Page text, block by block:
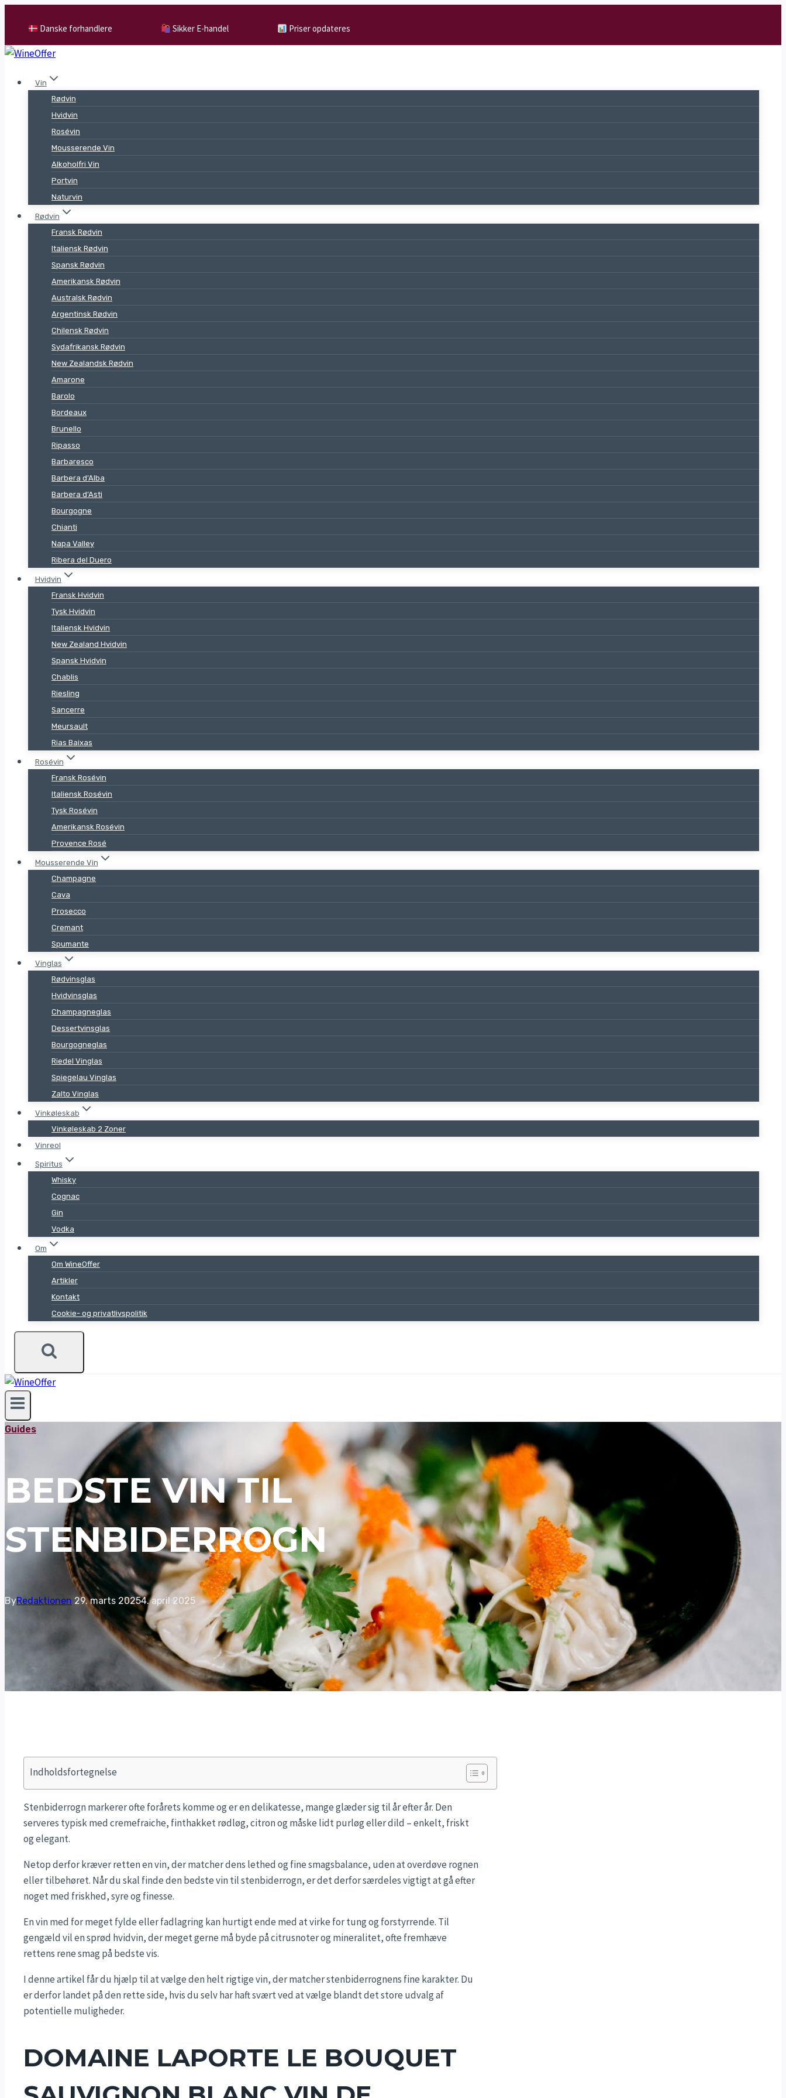
content
Danske forhandlere Sikker E-handel Priser opdateres
Vin
Rødvin
Hvidvin
Rosévin
Mousserende Vin
Alkoholfri Vin
Portvin
Naturvin
Rødvin
Fransk Rødvin
Italiensk Rødvin
Spansk Rødvin
Amerikansk Rødvin
Australsk Rødvin
Argentinsk Rødvin
Chilensk Rødvin
Sydafrikansk Rødvin
New Zealandsk Rødvin
Amarone
Barolo
Bordeaux
Brunello
Ripasso
Barbaresco
Barbera d’Alba
Barbera d’Asti
Bourgogne
Chianti
Napa Valley
Ribera del Duero
Hvidvin
Fransk Hvidvin
Tysk Hvidvin
Italiensk Hvidvin
New Zealand Hvidvin
Spansk Hvidvin
Chablis
Riesling
Sancerre
Meursault
Rias Baixas
Rosévin
Fransk Rosévin
Italiensk Rosévin
Tysk Rosévin
Amerikansk Rosévin
Provence Rosé
Mousserende Vin
Champagne
Cava
Prosecco
Cremant
Spumante
Vinglas
Rødvinsglas
Hvidvinsglas
Champagneglas
Dessertvinsglas
Bourgogneglas
Riedel Vinglas
Spiegelau Vinglas
Zalto Vinglas
Vinkøleskab
Vinkøleskab 2 Zoner
Vinreol
Spiritus
Whisky
Cognac
Gin
Vodka
Om
Om WineOffer
Artikler
Kontakt
Cookie- og privatlivspolitik
Guides
BEDSTE VIN TIL
STENBIDERROGN
ByRedaktionen 29. marts 20254. april 2025
Indholdsfortegnelse
Stenbiderrogn markerer ofte forårets komme og er en delikatesse, mange glæder sig til år efter år. Den
serveres typisk med cremefraiche, finthakket rødløg, citron og måske lidt purløg eller dild – enkelt, friskt
og elegant.
Netop derfor kræver retten en vin, der matcher dens lethed og fine smagsbalance, uden at overdøve rognen
eller tilbehøret. Når du skal finde den bedste vin til stenbiderrogn, er det derfor særdeles vigtigt at gå efter
noget med friskhed, syre og finesse.
En vin med for meget fylde eller fadlagring kan hurtigt ende med at virke for tung og forstyrrende. Til
gengæld vil en sprød hvidvin, der meget gerne må byde på citrusnoter og mineralitet, ofte fremhæve
rettens rene smag på bedste vis.
I denne artikel får du hjælp til at vælge den helt rigtige vin, der matcher stenbiderrognens fine karakter. Du
er derfor landet på den rette side, hvis du selv har haft svært ved at vælge blandt det store udvalg af
potentielle muligheder.
DOMAINE LAPORTE LE BOUQUET